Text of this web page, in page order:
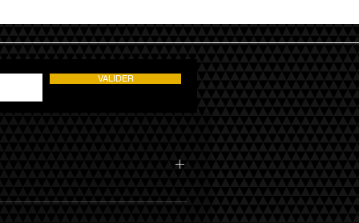
VALIDER
références / Galerie de photos Our